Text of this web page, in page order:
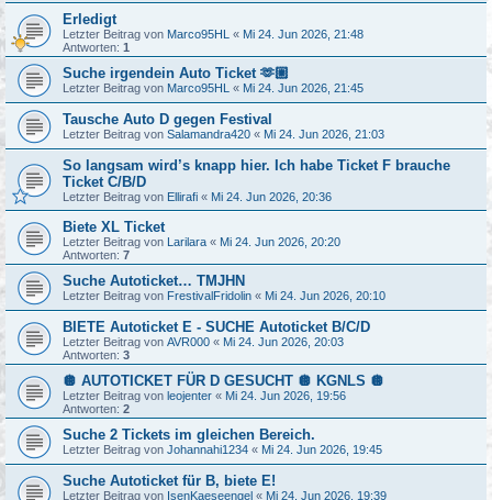
Erledigt
Letzter Beitrag von Marco95HL « Mi 24. Jun 2026, 21:48
Antworten: 1
Suche irgendein Auto Ticket 🫶🏼
Letzter Beitrag von Marco95HL « Mi 24. Jun 2026, 21:45
Tausche Auto D gegen Festival
Letzter Beitrag von Salamandra420 « Mi 24. Jun 2026, 21:03
So langsam wird’s knapp hier. Ich habe Ticket F brauche
Ticket C/B/D
Letzter Beitrag von Ellirafi « Mi 24. Jun 2026, 20:36
Biete XL Ticket
Letzter Beitrag von Larilara « Mi 24. Jun 2026, 20:20
Antworten: 7
Suche Autoticket… TMJHN
Letzter Beitrag von FrestivalFridolin « Mi 24. Jun 2026, 20:10
BIETE Autoticket E - SUCHE Autoticket B/C/D
Letzter Beitrag von AVR000 « Mi 24. Jun 2026, 20:03
Antworten: 3
🪩 AUTOTICKET FÜR D GESUCHT 🪩 KGNLS 🪩
Letzter Beitrag von leojenter « Mi 24. Jun 2026, 19:56
Antworten: 2
Suche 2 Tickets im gleichen Bereich.
Letzter Beitrag von Johannahi1234 « Mi 24. Jun 2026, 19:45
Suche Autoticket für B, biete E!
Letzter Beitrag von IsenKaeseengel « Mi 24. Jun 2026, 19:39